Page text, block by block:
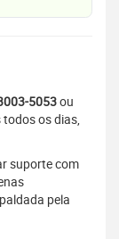
5053ou
os dias,
suporte com
pela